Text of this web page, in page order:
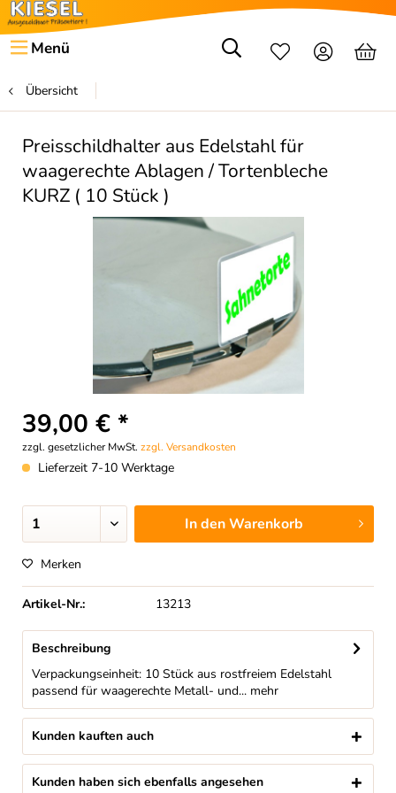
Menü
Übersicht
Preisschildhalter aus Edelstahl für
waagerechte Ablagen / Tortenbleche
KURZ ( 10 Stück )
39,00 € *
zzgl. gesetzlicher MwSt. zzgl. Versandkosten
Lieferzeit 7-10 Werktage
In denWarenkorb
Merken
Artikel-Nr.: 13213
Beschreibung
Verpackungseinheit: 10 Stück aus rostfreiem Edelstahl
passend für waagerechte Metall- und... mehr
Kunden kauften auch
Kunden haben sich ebenfalls angesehen